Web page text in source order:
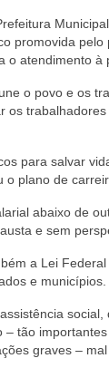
promovida
o atendimento à
o povo e os
para salvar
plano de
abaixo de
e sem
a Lei
e municípios.
tão
graves –